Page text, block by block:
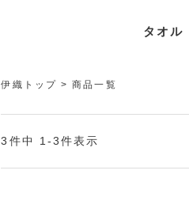
タオル
伊織トップ 商品一覧
3 件中 1 -3件表示